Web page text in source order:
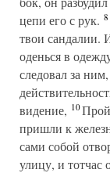
цепи его с рук. 8
твои сандалии.
оденься в
следовал за
видение, 10
пришли к
сами собой
улицу, и тотчас